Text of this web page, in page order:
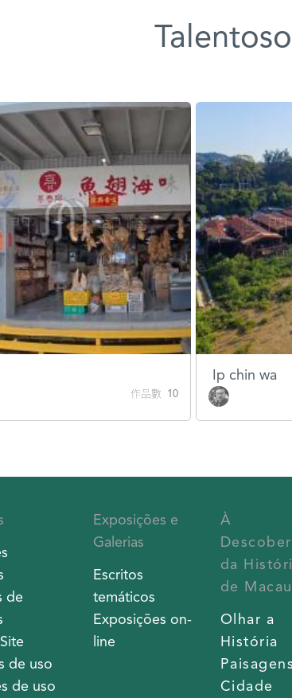
作品數 10
Ip chin wa
de
de uso
de uso
Exposições e
Galerias
Escritos
temáticos
Exposições on-
line
À
da
de Macau
Olhar a
História
Cidade